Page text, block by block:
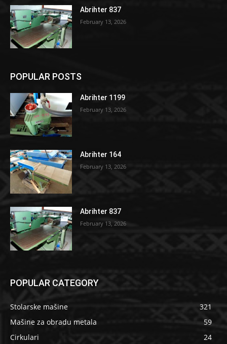
Abrihter 837
February 13, 2026
POPULAR POSTS
Abrihter 1199
February 13, 2026
Abrihter 164
February 13, 2026
Abrihter 837
February 13, 2026
POPULAR CATEGORY
Stolarske mašine
321
Mašine za obradu metala
59
Cirkulari
24